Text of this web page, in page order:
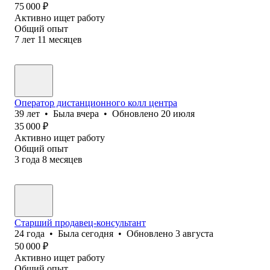
75 000 ₽
Активно ищет работу
Общий опыт
7 лет 11 месяцев
Оператор дистанционного колл центра
39 лет • Была вчера • Обновлено 20 июля
35 000 ₽
Активно ищет работу
Общий опыт
3 года 8 месяцев
Старший продавец-консультант
24 года • Была сегодня • Обновлено 3 августа
50 000 ₽
Активно ищет работу